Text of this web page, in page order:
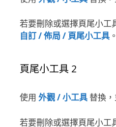
若要刪除或選擇頁尾小工
自訂 / 佈局 / 頁尾小工具 。
頁尾小工具 2
使用 外觀 / 小工具 替換
若要刪除或選擇頁尾小工